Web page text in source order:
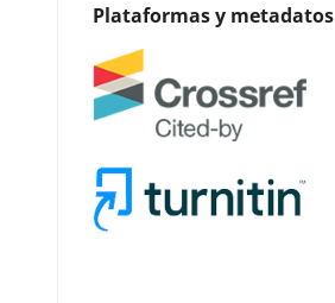
Plataformas y metadatos